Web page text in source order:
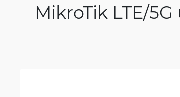
MikroTik LTE/